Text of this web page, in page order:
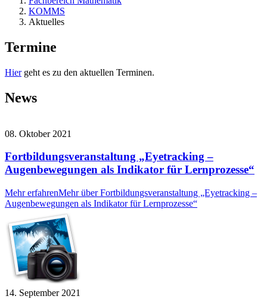
KOMMS
Aktuelles
Termine
Hiergeht es zu den aktuellen Terminen.
News
08. Oktober 2021
Fortbildungsveranstaltung „Eyetracking –
Augenbewegungen als Indikator für Lernprozesse“
Mehr erfahrenMehr über Fortbildungsveranstaltung „Eyetracking –
Augenbewegungen als Indikator für Lernprozesse“
14. September 2021